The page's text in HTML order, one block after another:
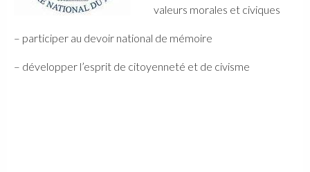
valeurs morales et civiques
– participer au devoir national de mémoire
– développer l’esprit de citoyenneté et de civisme